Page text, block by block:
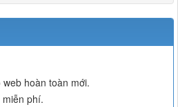
hoàn toàn mới.
phí.